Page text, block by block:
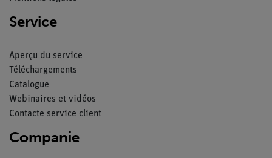
Service
Aperçu du service
Téléchargements
Catalogue
Webinaires et vidéos
Contacte service client
Companie